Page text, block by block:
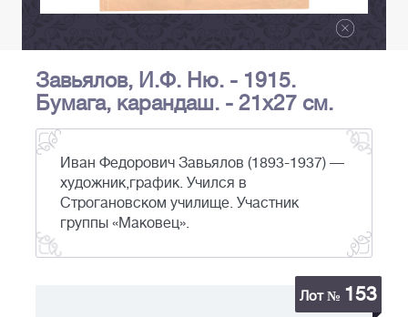
Завьялов, И.Ф. Ню. - 1915.
Бумага, карандаш. - 21х27 см.
Иван Федорович Завьялов (1893-1937) —
художник,график. Учился в
Строгановском училище. Участник
группы «Маковец».
Лот № 153